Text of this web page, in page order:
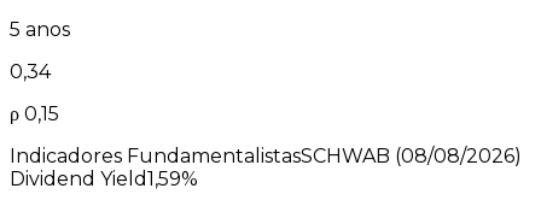
5 anos
0,34
ρ 0,15
Indicadores FundamentalistasSCHWAB (08/08/2026)
Dividend Yield1,59%